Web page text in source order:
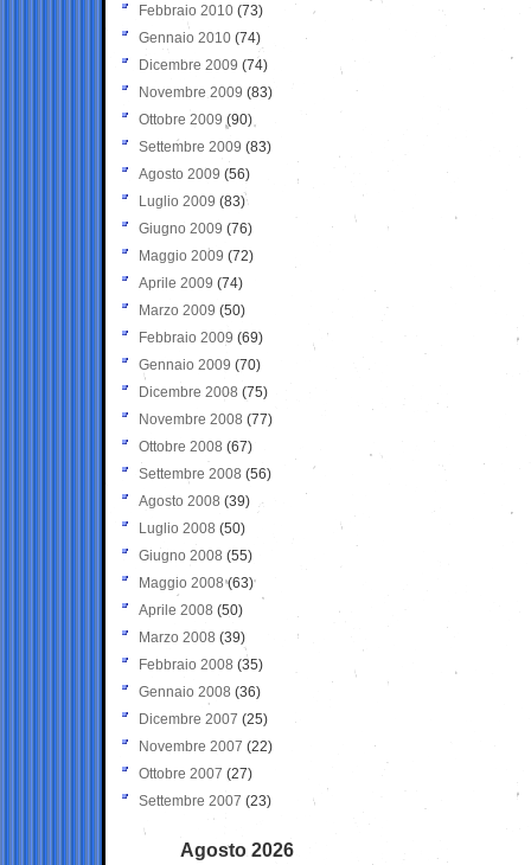
Febbraio 2010 (73)
Gennaio 2010 (74)
Dicembre 2009 (74)
Novembre 2009 (83)
Ottobre 2009 (90)
Settembre 2009 (83)
Agosto 2009 (56)
Luglio 2009 (83)
Giugno 2009 (76)
Maggio 2009 (72)
Aprile 2009 (74)
Marzo 2009 (50)
Febbraio 2009 (69)
Gennaio 2009 (70)
Dicembre 2008 (75)
Novembre 2008 (77)
Ottobre 2008 (67)
Settembre 2008 (56)
Agosto 2008 (39)
Luglio 2008 (50)
Giugno 2008 (55)
Maggio 2008(63)
Aprile 2008 (50)
Marzo 2008 (39)
Febbraio 2008 (35)
Gennaio 2008 (36)
Dicembre 2007 (25)
Novembre 2007 (22)
Ottobre 2007 (27)
Settembre 2007 (23)
Agosto 2026